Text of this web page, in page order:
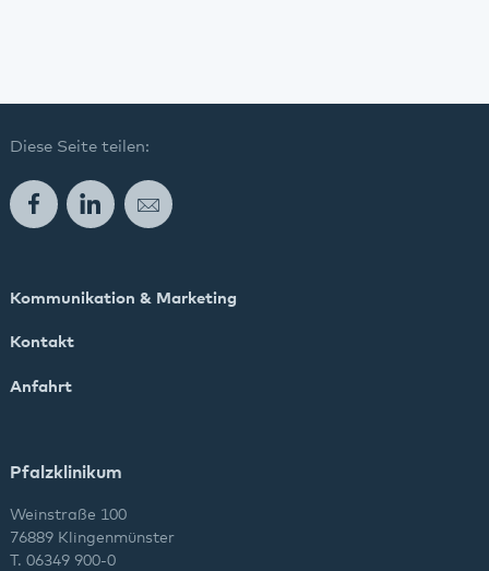
Diese Seite teilen:
FacebookLinkedInE-Mail
Kommunikation & Marketing
Kontakt
Anfahrt
Pfalzklinikum
Weinstraße 100
76889 Klingenmünster
T. 06349 900-0